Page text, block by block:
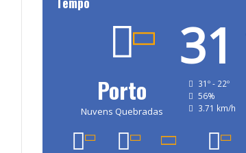
Porto
Nuvens Quebradas
31
31º - 22º
56%
3.71 km/h